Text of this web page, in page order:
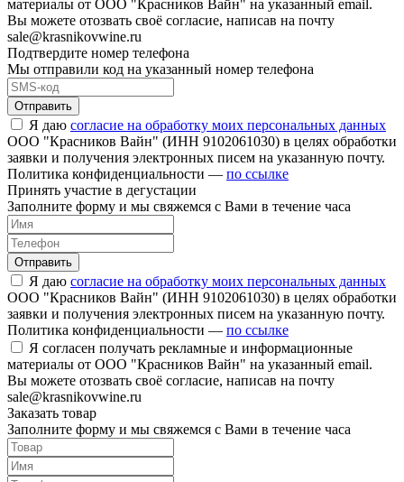
материалы от ООО "Красников Вайн" на указанный email.
Вы можете отозвать своё согласие, написав на почту
sale@krasnikovwine.ru
Подтвердите номер телефона
Мы отправили код на указанный номер телефона
Отправить
Я даю согласие на обработку моих персональных данных
ООО "Красников Вайн" (ИНН 9102061030) в целях обработки
заявки и получения электронных писем на указанную почту.
Политика конфиденциальности — по ссылке
Принять участие в дегустации
Заполните форму и мы свяжемся с Вами в течение часа
Отправить
Я даю согласие на обработку моих персональных данных
ООО "Красников Вайн" (ИНН 9102061030) в целях обработки
заявки и получения электронных писем на указанную почту.
Политика конфиденциальности — по ссылке
Я согласен получать рекламные и информационные
материалы от ООО "Красников Вайн" на указанный email.
Вы можете отозвать своё согласие, написав на почту
sale@krasnikovwine.ru
Заказать товар
Заполните форму и мы свяжемся с Вами в течение часа